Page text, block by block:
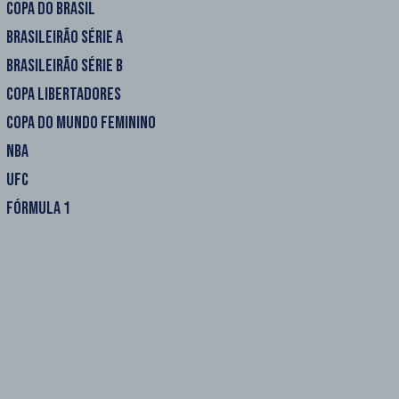
COPA DO BRASIL
BRASILEIRÃO SÉRIE A
BRASILEIRÃO SÉRIE B
COPA LIBERTADORES
COPA DO MUNDO FEMININO
NBA
UFC
FÓRMULA 1